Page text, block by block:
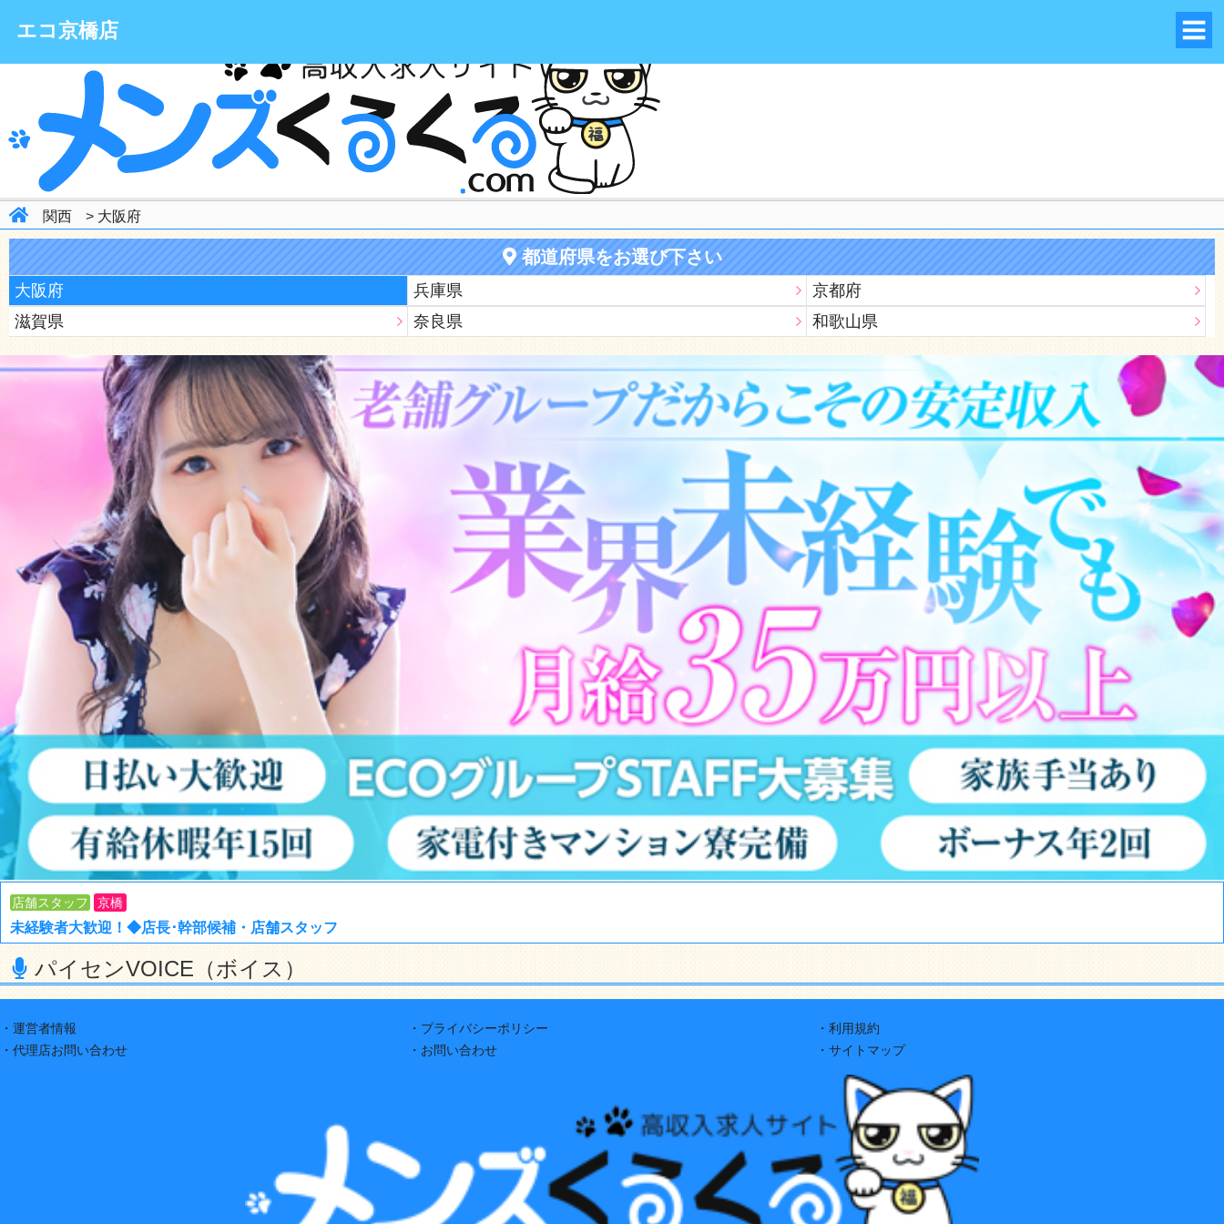
関西 > 大阪府
都道府県をお選び下さい
大阪府 兵庫県
京都府
滋賀県
奈良県 和歌山県
エコ京橋店
店舗スタッフ 京橋
未経験者大歓迎！◆店長･幹部候補・店舗スタッフ
パイセンVOICE（ボイス）
・運営者情報
・代理店お問い合わせ
・プライバシーポリシー
・お問い合わせ
・利用規約
・サイトマップ